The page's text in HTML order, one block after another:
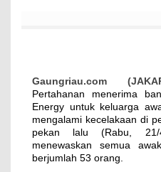
Gaungriau.com
Pertahanan menerima
Energy untuk keluarga
mengalami kecelakaan di
pekan lalu (Rabu, 21/
menewaskan semua
berjumlah 53 orang.